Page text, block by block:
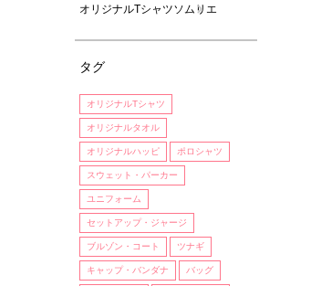
オリジナルTシャツソムリエ
タグ
オリジナルTシャツ
オリジナルタオル
オリジナルハッピ ポロシャツ
スウェット・パーカー
ユニフォーム
セットアップ・ジャージ
ブルゾン・コート ツナギ
キャップ・バンダナ バッグ